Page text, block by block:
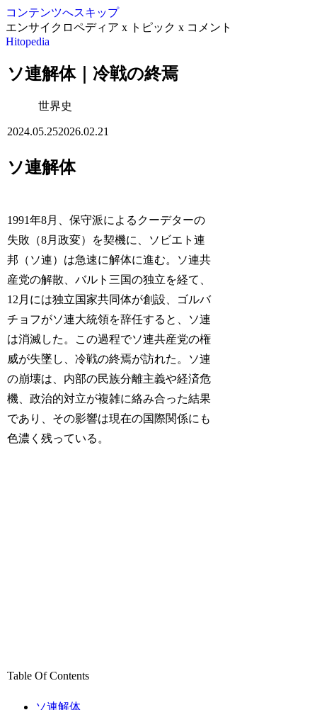
コンテンツへスキップ
エンサイクロペディア x トピック x コメント
Hitopedia
ソ連解体｜冷戦の終焉
世界史
2024.05.252026.02.21
ソ連解体
1991年8月、保守派によるクーデターの
失敗（8月政変）を契機に、ソビエト連
邦（ソ連）は急速に解体に進む。ソ連共
産党の解散、バルト三国の独立を経て、
12月には独立国家共同体が創設、ゴルバ
チョフがソ連大統領を辞任すると、ソ連
は消滅した。この過程でソ連共産党の権
威が失墜し、冷戦の終焉が訪れた。ソ連
の崩壊は、内部の民族分離主義や経済危
機、政治的対立が複雑に絡み合った結果
であり、その影響は現在の国際関係にも
色濃く残っている。
Table Of Contents
ソ連解体